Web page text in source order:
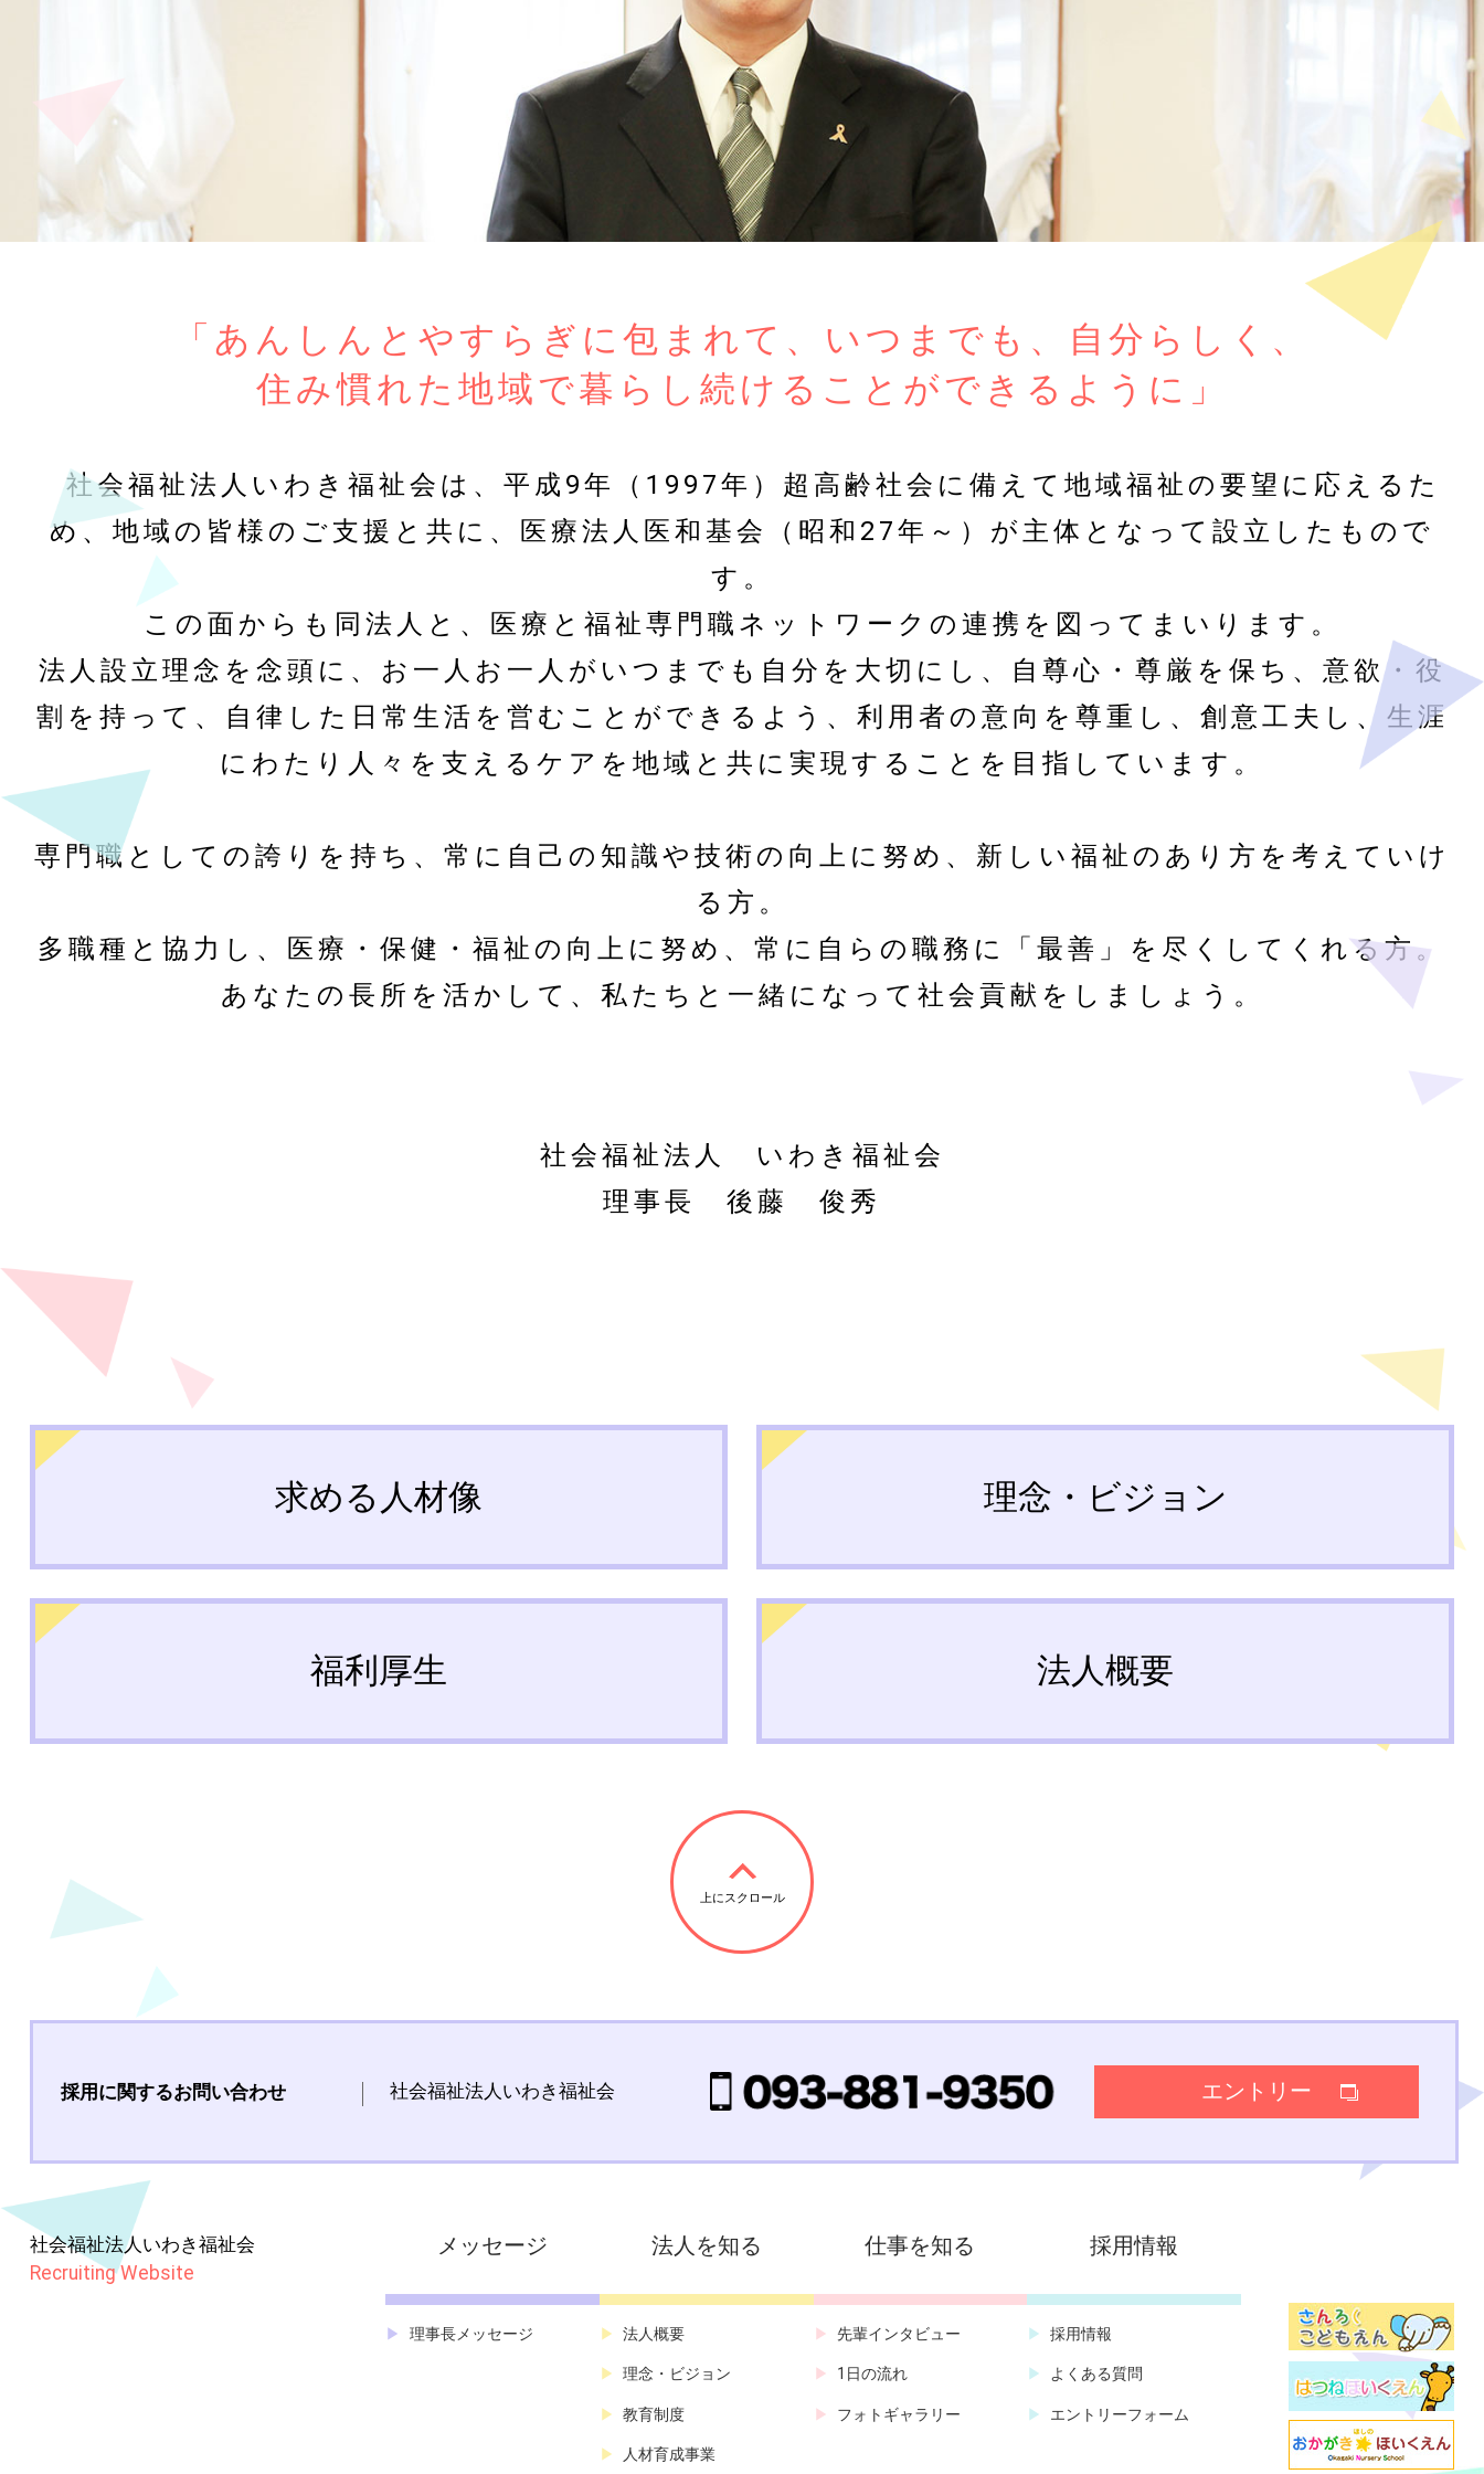
「あんしんとやすらぎに包まれて、いつまでも、自分らしく、
住み慣れた地域で暮らし続けることができるように」
社会福祉法人いわき福祉会は、平成9年（1997年）超高齢社会に備えて地域福祉の要望に応えるた
め、地域の皆様のご支援と共に、医療法人医和基会（昭和27年～）が主体となって設立したもので
す。
この面からも同法人と、医療と福祉専門職ネットワークの連携を図ってまいります。
法人設立理念を念頭に、お一人お一人がいつまでも自分を大切にし、自尊心・尊厳を保ち、意欲・役
割を持って、自律した日常生活を営むことができるよう、利用者の意向を尊重し、創意工夫し、生涯
にわたり人々を支えるケアを地域と共に実現することを目指しています。
専門職としての誇りを持ち、常に自己の知識や技術の向上に努め、新しい福祉のあり方を考えていけ
る方。
多職種と協力し、医療・保健・福祉の向上に努め、常に自らの職務に「最善」を尽くしてくれる方。
あなたの長所を活かして、私たちと一緒になって社会貢献をしましょう。
社会福祉法人 いわき福祉会
理事長 後藤 俊秀
求める人材像 理念・ビジョン
福利厚生 法人概要
上にスクロール
採用に関するお問い合わせ 社会福祉法人いわき福祉会 エントリー
社会福祉法人いわき福祉会
Recruiting Website
メッセージ
理事長メッセージ
法人を知る
法人概要
理念・ビジョン
教育制度
人材育成事業
仕事を知る
先輩インタビュー
1日の流れ
フォトギャラリー
採用情報
採用情報
よくある質問
エントリーフォーム